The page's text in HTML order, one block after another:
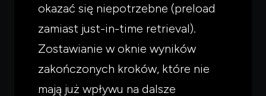
okazać się niepotrzebne (preload
zamiast just-in-time retrieval).
Zostawianie w oknie wyników
zakończonych kroków, które nie
mają już wpływu na dalsze